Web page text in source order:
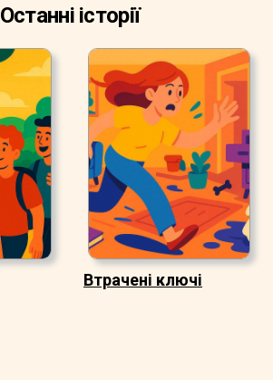
Останні історії
Втрачені ключі